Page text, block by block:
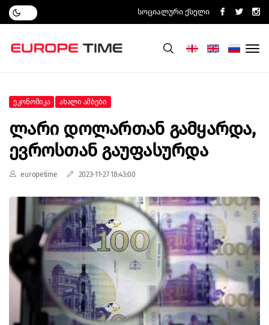
Სოციალური Ქსელი
Ეკონომიკა Ახალი Ამბები
Ლარი Დოლართან Გამყარდა,
Ევროსთან Გაუფასურდა
europetime 2023-11-27 18:43:00